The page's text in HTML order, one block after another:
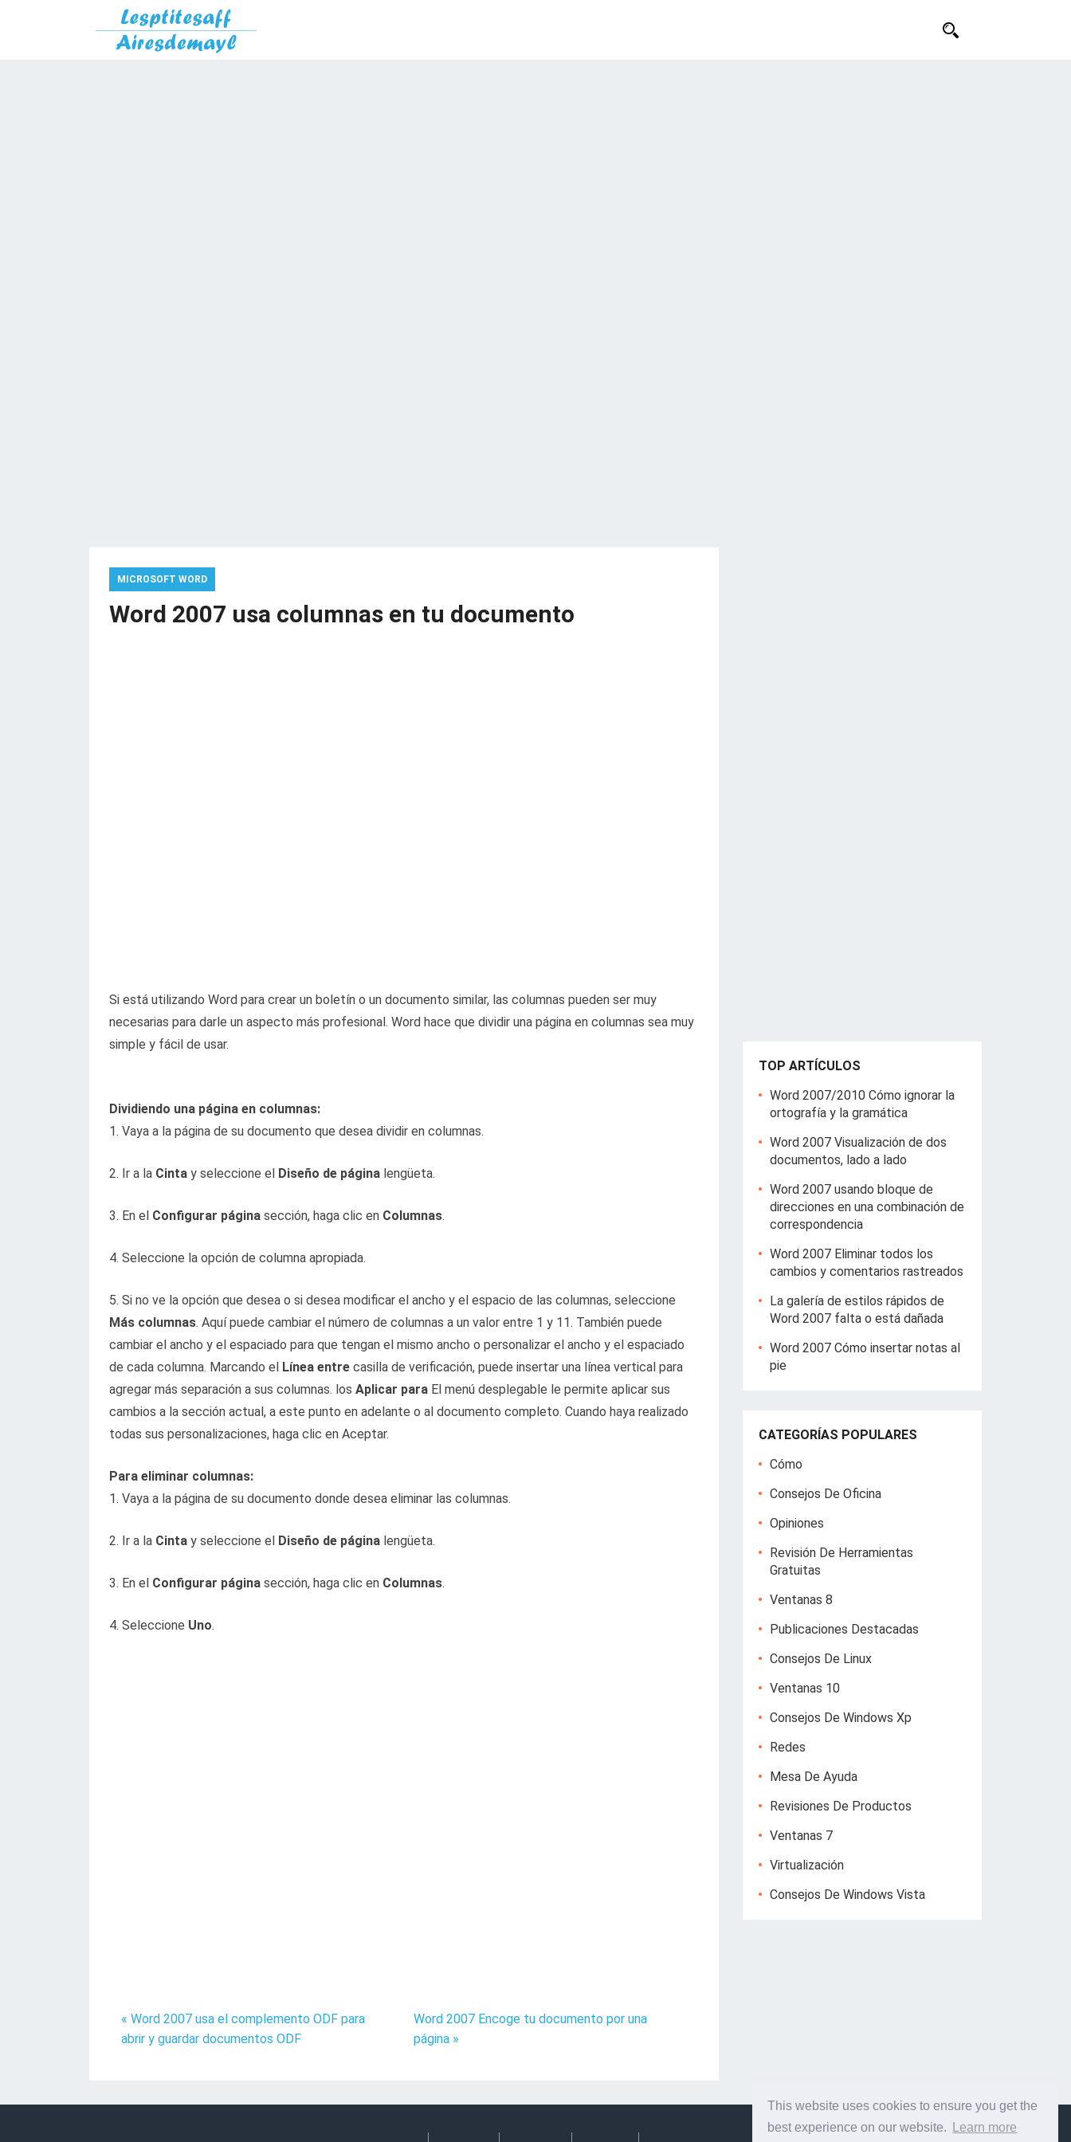
This website uses cookies to ensure you get the
best experience on our website.
Learn more
MICROSOFT WORD
Word 2007 usa columnas en tu documento
Si está utilizando Word para crear un boletín o un documento similar, las columnas pueden ser muy
necesarias para darle un aspecto más profesional. Word hace que dividir una página en columnas sea muy
simple y fácil de usar.
Dividiendo una página en columnas:
1. Vaya a la página de su documento que desea dividir en columnas.
2. Ir a la Cinta y seleccione el Diseño de página lengüeta.
3. En el Configurar página sección, haga clic en Columnas.
4. Seleccione la opción de columna apropiada.
5. Si no ve la opción que desea o si desea modificar el ancho y el espacio de las columnas, seleccione
Más columnas. Aquí puede cambiar el número de columnas a un valor entre 1 y 11. También puede
cambiar el ancho y el espaciado para que tengan el mismo ancho o personalizar el ancho y el espaciado
de cada columna. Marcando el Línea entre casilla de verificación, puede insertar una línea vertical para
agregar más separación a sus columnas. los Aplicar para El menú desplegable le permite aplicar sus
cambios a la sección actual, a este punto en adelante o al documento completo. Cuando haya realizado
todas sus personalizaciones, haga clic en Aceptar.
Para eliminar columnas:
1. Vaya a la página de su documento donde desea eliminar las columnas.
2. Ir a la Cinta y seleccione el Diseño de página lengüeta.
3. En el Configurar página sección, haga clic en Columnas.
4. Seleccione Uno.
« Word 2007 usa el complemento ODF para
abrir y guardar documentos ODF
Word 2007 Encoge tu documento por una
página »
TOP ARTÍCULOS
Word 2007/2010 Cómo ignorar la
ortografía y la gramática
Word 2007 Visualización de dos
documentos, lado a lado
Word 2007 usando bloque de
direcciones en una combinación de
correspondencia
Word 2007 Eliminar todos los
cambios y comentarios rastreados
La galería de estilos rápidos de
Word 2007 falta o está dañada
Word 2007 Cómo insertar notas al
pie
CATEGORÍAS POPULARES
Cómo
Consejos De Oficina
Opiniones
Revisión De Herramientas
Gratuitas
Ventanas 8
Publicaciones Destacadas
Consejos De Linux
Ventanas 10
Consejos De Windows Xp
Redes
Mesa De Ayuda
Revisiones De Productos
Ventanas 7
Virtualización
Consejos De Windows Vista